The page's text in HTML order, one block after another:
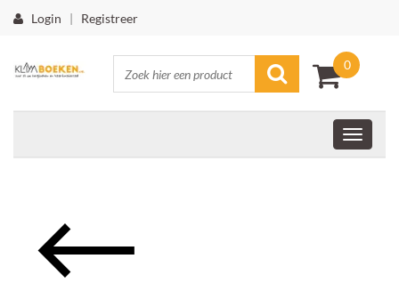
Login | Registreer
0